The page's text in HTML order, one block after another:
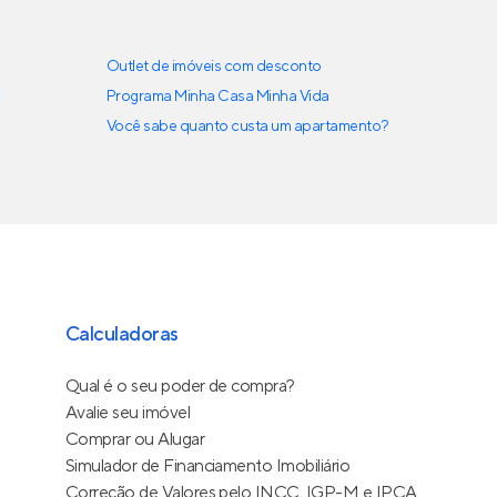
Outlet de imóveis com desconto
Programa Minha Casa Minha Vida
Você sabe quanto custa um apartamento?
Calculadoras
Qual é o seu poder de compra?
Avalie seu imóvel
Comprar ou Alugar
Simulador de Financiamento Imobiliário
Correção de Valores pelo INCC, IGP-M e IPCA